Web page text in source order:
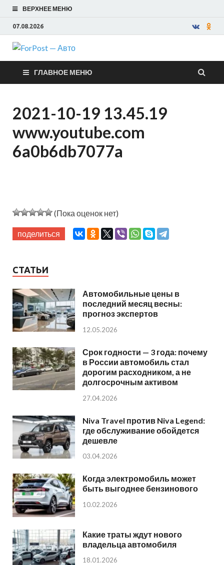
ВЕРХНЕЕ МЕНЮ
07.08.2026
ForPost —
Авто
ГЛАВНОЕ МЕНЮ
2021-10-19 13.45.19
www.youtube.com
6a0b6db7077a
(Пока оценок нет)
поделиться
СТАТЬИ
Автомобильные цены в
последний месяц весны:
прогноз экспертов
12.05.2026
Срок годности — 3 года: почему
в России автомобиль стал
дорогим расходником, а не
долгосрочным активом
27.04.2026
Niva Travel против Niva Legend:
где обслуживание обойдется
дешевле
03.04.2026
Когда электромобиль может
быть выгоднее бензинового
10.02.2026
Какие траты ждут нового
владельца автомобиля
18.01.2026